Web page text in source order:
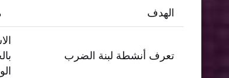
الهدف
تعرف أنشطة لبنة الضرب